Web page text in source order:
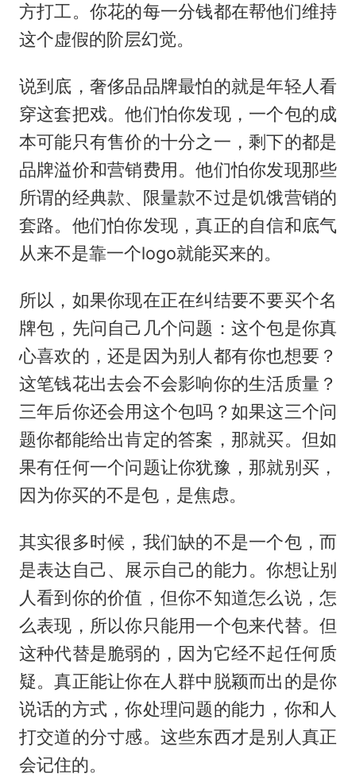
方打工。你花的每一分钱都在帮他们维持
这个虚假的阶层幻觉。
说到底，奢侈品品牌最怕的就是年轻人看
穿这套把戏。他们怕你发现，一个包的成
本可能只有售价的十分之一，剩下的都是
品牌溢价和营销费用。他们怕你发现那些
所谓的经典款、限量款不过是饥饿营销的
套路。他们怕你发现，真正的自信和底气
从来不是靠一个logo就能买来的。
所以，如果你现在正在纠结要不要买个名
牌包，先问自己几个问题：这个包是你真
心喜欢的，还是因为别人都有你也想要？
这笔钱花出去会不会影响你的生活质量？
三年后你还会用这个包吗？如果这三个问
题你都能给出肯定的答案，那就买。但如
果有任何一个问题让你犹豫，那就别买，
因为你买的不是包，是焦虑。
其实很多时候，我们缺的不是一个包，而
是表达自己、展示自己的能力。你想让别
人看到你的价值，但你不知道怎么说，怎
么表现，所以你只能用一个包来代替。但
这种代替是脆弱的，因为它经不起任何质
疑。真正能让你在人群中脱颖而出的是你
说话的方式，你处理问题的能力，你和人
打交道的分寸感。这些东西才是别人真正
会记住的。